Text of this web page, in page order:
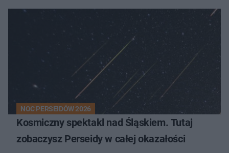
NOC PERSEIDÓW 2026
Kosmiczny spektakl nad Śląskiem. Tutaj
zobaczysz Perseidy w całej okazałości